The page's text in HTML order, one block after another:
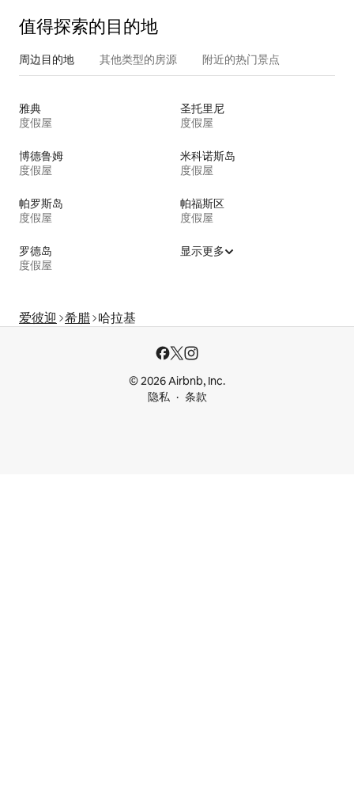
值得探索的目的地
周边目的地 其他类型的房源 附近的热门景点
雅典
度假屋
圣托里尼
度假屋
博德鲁姆
度假屋
米科诺斯岛
度假屋
帕罗斯岛
度假屋
帕福斯区
度假屋
罗德岛
度假屋
显示更多
爱彼迎 希腊 哈拉基
© 2026 Airbnb, Inc.
隐私
条款